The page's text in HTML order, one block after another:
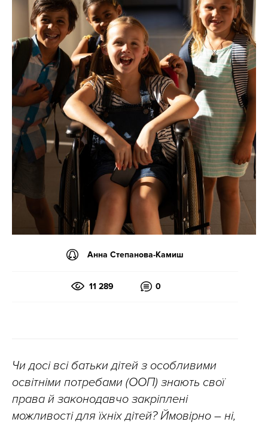
Анна Степанова-Камиш
11 289 0
Чи досі всі батьки дітей з особливими
освітніми потребами (ООП) знають свої
права й законодавчо закріплені
можливості для їхніх дітей? Ймовірно – ні,